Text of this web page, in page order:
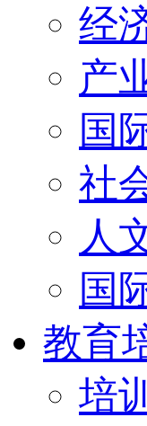
经
产
国
社
人
国
教育
培